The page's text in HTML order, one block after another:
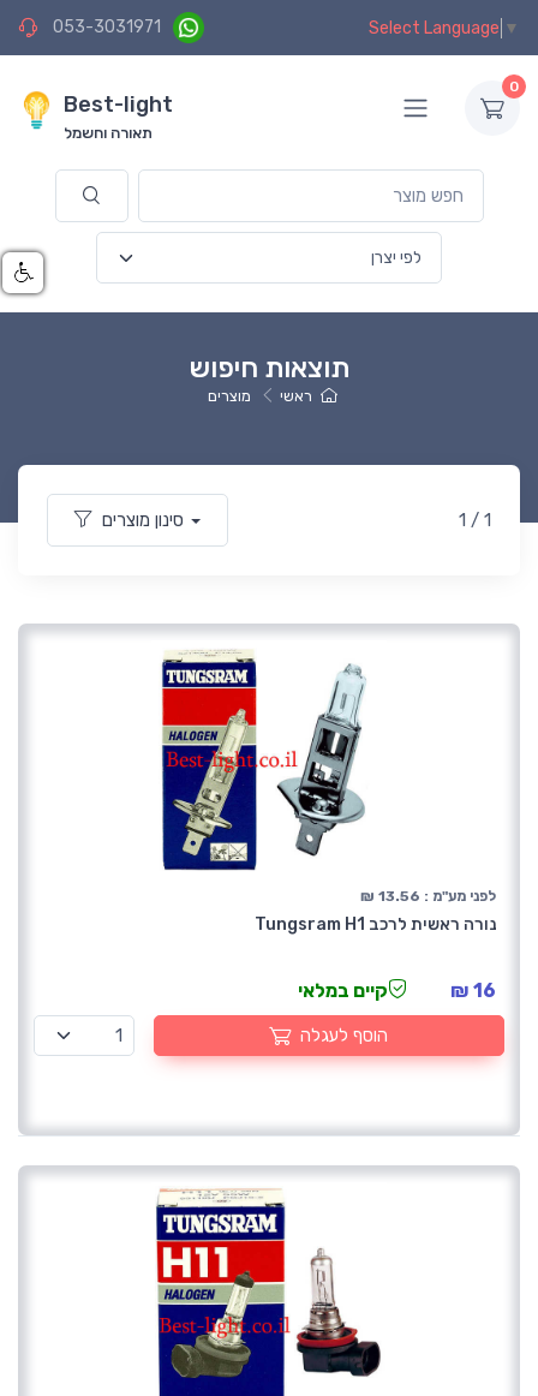
053-3031971 Select Language ▼
Best-light
תאורה וחשמל
0
תוצאות חיפוש
ראשי מוצרים
סינון מוצרים 1 / 1
לפני מע"מ : 13.56 ₪
נורה ראשית לרכב Tungsram H1
16 ₪ קיים במלאי
הוסף לעגלה